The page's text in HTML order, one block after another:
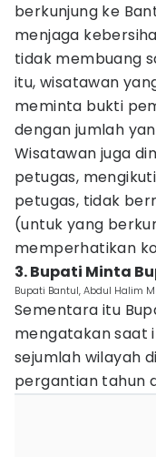
berkunjung ke
menjaga
tidak membuang
itu, wisatawan
meminta bukti
dengan jumlah
Wisatawan juga
petugas,
petugas, tidak
(untuk yang
memperhatikan
3. Bupati Minta
Bupati Bantul, Abdul Halim
Sementara itu
mengatakan saat
sejumlah wilayah
pergantian tahun